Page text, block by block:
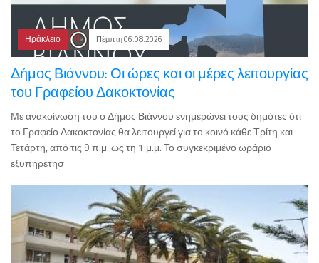
Ηράκλειο Πέμπτη 06.08.2026
Δήμος Βιάννου: Οι ώρες και οι μέρες λειτουργίας
του Γραφείου Δακοκτονίας
Με ανακοίνωση του ο Δήμος Βιάννου ενημερώνει τους δημότες ότι
το Γραφείο Δακοκτονίας θα λειτουργεί για το κοινό κάθε Τρίτη και
Τετάρτη, από τις 9 π.μ. ως τη 1 μ.μ. Το συγκεκριμένο ωράριο
εξυπηρέτησ